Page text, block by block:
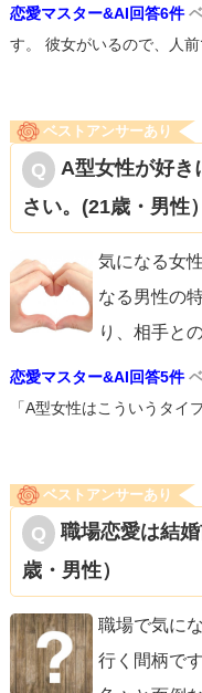
彼女のことをリードし
ています！
恋愛マスター&AI回答6件
す。 彼女がいるので、人
ベストアンサーあり
A型女性が好き
さい。(21歳・男性）
気になる女
なる男性の
り、相手と
恋愛マスター&AI回答5件
「A型女性はこういうタイ
ベストアンサーあり
職場恋愛は結
歳・男性）
職場で気に
行く間柄で